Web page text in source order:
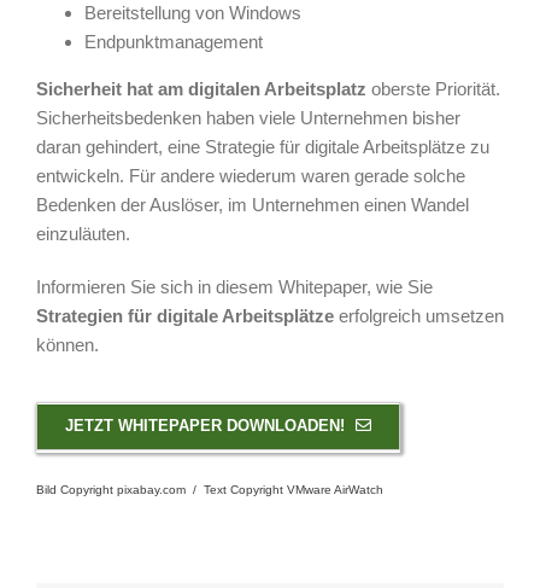
Bereitstellung von Windows
Endpunktmanagement
Sicherheit hat am digitalen Arbeitsplatz oberste Priorität.
Sicherheitsbedenken haben viele Unternehmen bisher
daran gehindert, eine Strategie für digitale Arbeitsplätze zu
entwickeln. Für andere wiederum waren gerade solche
Bedenken der Auslöser, im Unternehmen einen Wandel
einzuläuten.
Informieren Sie sich in diesem Whitepaper, wie Sie
Strategien für digitale Arbeitsplätze erfolgreich umsetzen
können.
JETZT WHITEPAPER DOWNLOADEN!
Bild Copyright pixabay.com / Text Copyright VMware AirWatch